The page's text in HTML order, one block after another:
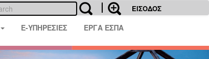
ΕΙΣΟΔΟΣ
E-ΥΠΗΡΕΣΙΕΣ ΕΡΓΑ ΕΣΠΑ